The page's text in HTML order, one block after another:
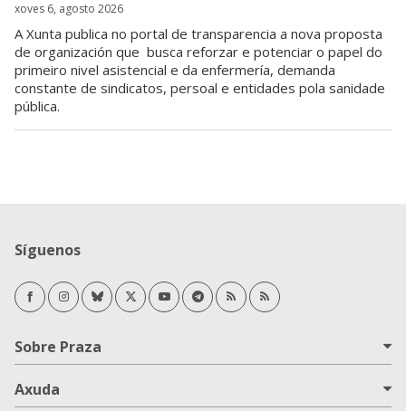
xoves 6, agosto 2026
A Xunta publica no portal de transparencia a nova proposta
de organización que busca reforzar e potenciar o papel do
primeiro nivel asistencial e da enfermería, demanda
constante de sindicatos, persoal e entidades pola sanidade
pública.
Síguenos
FacebookInstagramBlueskyTwitter/XYoutubeTelegramRSS NovasRSS Opinión
Sobre Praza
Axuda